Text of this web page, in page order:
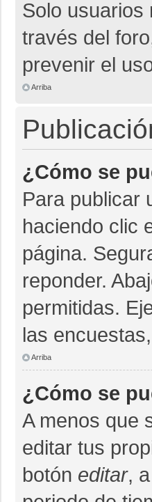
Solo usuarios
través del
prevenir el
Arriba
¿Cómo se
Para publicar
haciendo clic
página.
reponder.
permitidas.
las
Arriba
¿Cómo se
A menos que
editar tus
botón editar,